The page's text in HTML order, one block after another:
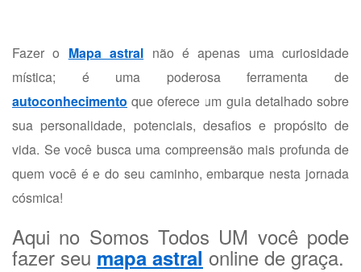
Fazer o Mapa astral não é apenas uma curiosidade
mística; é uma poderosa ferramenta de
autoconhecimento que oferece um guia detalhado sobre
sua personalidade, potenciais, desafios e propósito de
vida. Se você busca uma compreensão mais profunda de
quem você é e do seu caminho, embarque nesta jornada
cósmica!
Aqui no Somos Todos UM você pode
fazer seu mapa astral online de graça.